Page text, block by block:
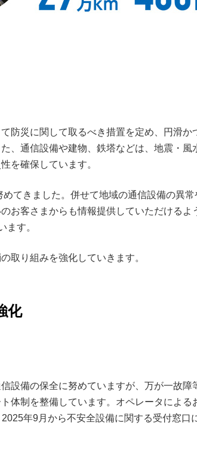
防災に関して取るべき措置を定め、円滑か
、通信設備や建物、鉄塔などは、地震・風
を確保しています。
てきました。併せて地域の通信設備の異常
お客さまからも情報提供していただけるよ
ます。
取り組みを強化していきます。
化
設備の保全に努めていますが、万が一故障
体制を整備しています。オペレータによる
年9月から不安全設備に関する受付窓口